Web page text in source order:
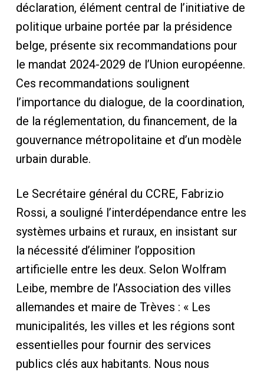
déclaration, élément central de l’initiative de
politique urbaine portée par la présidence
belge, présente six recommandations pour
le mandat 2024-2029 de l’Union européenne.
Ces recommandations soulignent
l’importance du dialogue, de la coordination,
de la réglementation, du financement, de la
gouvernance métropolitaine et d’un modèle
urbain durable.
Le Secrétaire général du CCRE, Fabrizio
Rossi, a souligné l’interdépendance entre les
systèmes urbains et ruraux, en insistant sur
la nécessité d’éliminer l’opposition
artificielle entre les deux. Selon Wolfram
Leibe, membre de l’Association des villes
allemandes et maire de Trèves : « Les
municipalités, les villes et les régions sont
essentielles pour fournir des services
publics clés aux habitants. Nous nous